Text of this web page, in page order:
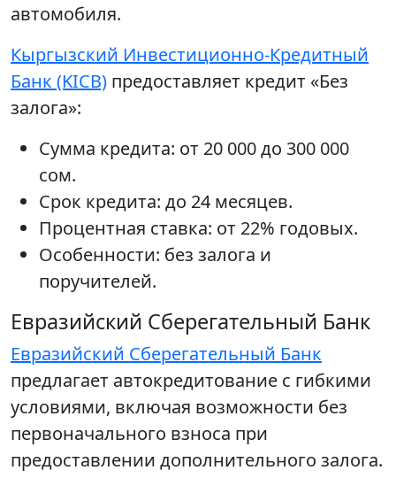
автомобиля.
Кыргызский Инвестиционно-Кредитный
Банк (KICB) предоставляет кредит «Без
залога»:
Сумма кредита: от 20 000 до 300 000
сом.
Срок кредита: до 24 месяцев.
Процентная ставка: от 22% годовых.
Особенности: без залога и
поручителей.
Евразийский Сберегательный Банк
Евразийский Сберегательный Банк
предлагает автокредитование с гибкими
условиями, включая возможности без
первоначального взноса при
предоставлении дополнительного залога.